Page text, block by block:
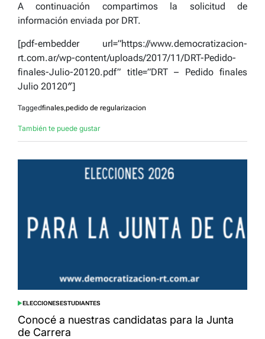
A continuación compartimos la solicitud de
información enviada por DRT.
[pdf-embedder url=”https://www.democratizacion-
rt.com.ar/wp-content/uploads/2017/11/DRT-Pedido-
finales-Julio-20120.pdf” title=”DRT – Pedido finales
Julio 20120″]
Taggedfinales,pedido de regularizacion
También te puede gustar
POSTED
IN
ELECCIONESESTUDIANTES
Conocé a nuestras candidatas para la Junta
de Carrera